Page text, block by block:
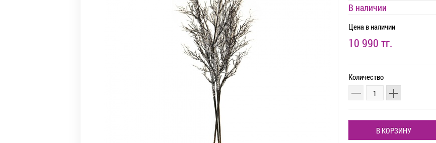
В наличии
Цена в наличии
10 990 тг.
Количество
В КОРЗИНУ